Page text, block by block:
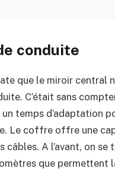
conduite
que le miroir central
C’était sans
temps d’adaptation
Le coffre offre une
câbles. A l’avant, on
que permettent